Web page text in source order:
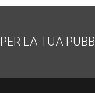
PER LA TUA